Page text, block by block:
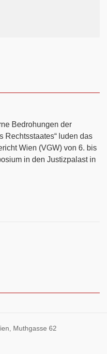
Bedrohungen der
Rechtsstaates“ luden das
Wien (VGW) von 6. bis
in den Justizpalast in
Muthgasse 62